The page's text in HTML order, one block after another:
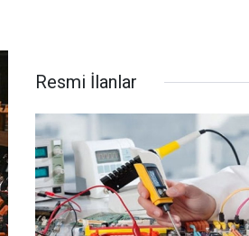
Resmi İlanlar